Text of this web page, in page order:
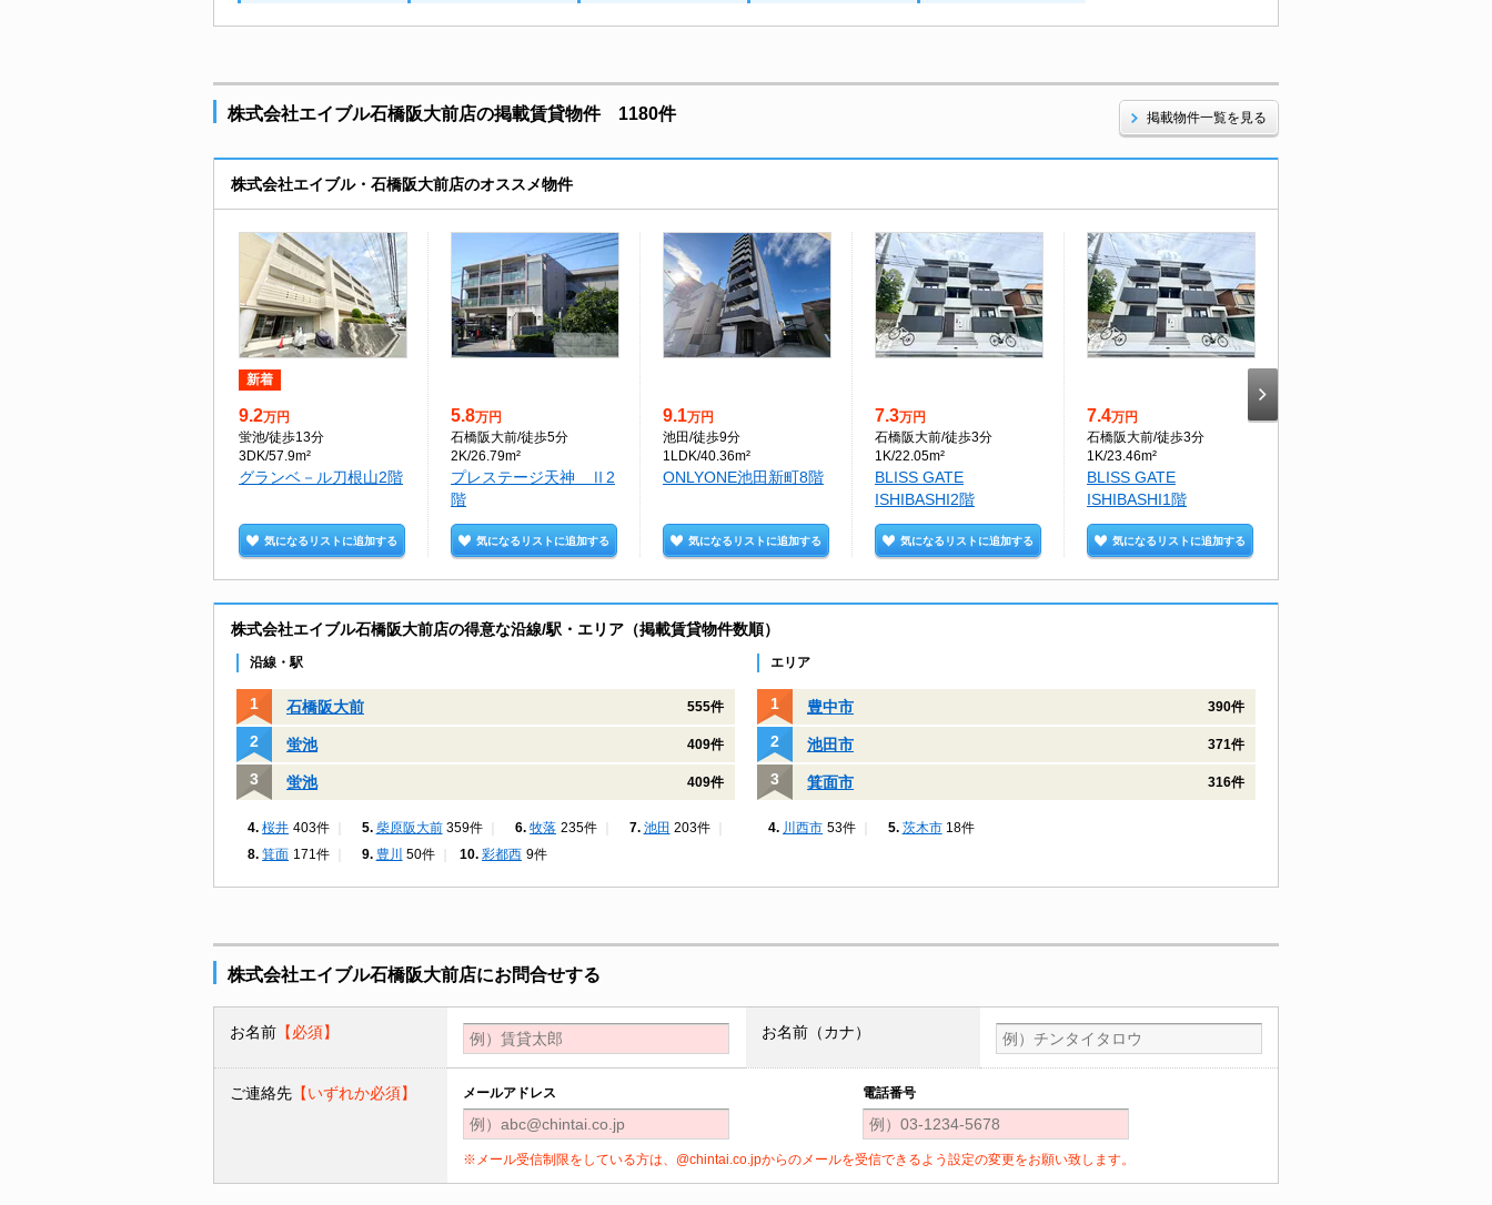
株式会社エイブル石橋阪大前店の掲載賃貸物件 1180件 掲載物件一覧を見る
株式会社エイブル・石橋阪大前店のオススメ物件
新着
9.2万円
蛍池/徒歩13分
3DK/57.9m²
グランベ－ル刀根山2階
気になるリストに追加する
5.8万円
石橋阪大前/徒歩5分
2K/26.79m²
プレステージ天神 Ⅱ2
階
気になるリストに追加する
9.1万円
池田/徒歩9分
1LDK/40.36m²
ONLYONE池田新町8階
気になるリストに追加する
7.3万円
石橋阪大前/徒歩3分
1K/22.05m²
BLISS GATE
ISHIBASHI2階
気になるリストに追加する
7.4万円
石橋阪大前/徒歩3分
1K/23.46m²
BLISS GATE
ISHIBASHI1階
気になるリストに追加する
株式会社エイブル石橋阪大前店の得意な沿線/駅・エリア（掲載賃貸物件数順）
沿線・駅
石橋阪大前 555件
蛍池 409件
蛍池 409件
桜井 403件 柴原阪大前 359件 牧落 235件 池田 203件
箕面 171件 豊川 50件 彩都西 9件
エリア
豊中市 390件
池田市 371件
箕面市 316件
川西市 53件 茨木市 18件
株式会社エイブル石橋阪大前店にお問合せする
お名前 【必須】 お名前（カナ）
ご連絡先 【いずれか必須】 メールアドレス 電話番号
※メール受信制限をしている方は、@chintai.co.jpからのメールを受信できるよう設定の変更をお願い致します。